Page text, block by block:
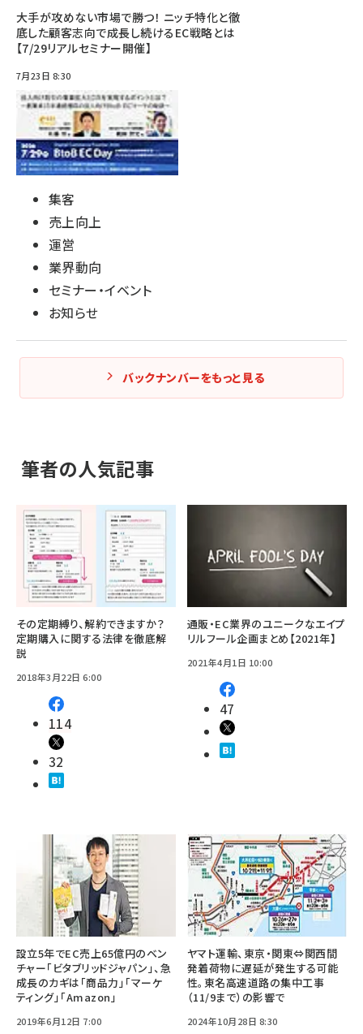
大手が攻めない市場で勝つ！ ニッチ特化と徹
底した顧客志向で成長し続けるEC戦略とは
【7/29リアルセミナー開催】
7月23日 8:30
集客
売上向上
運営
業界動向
セミナー・イベント
お知らせ
バックナンバーをもっと見る
筆者の人気記事
その定期縛り、解約できますか？
定期購入に関する法律を徹底解
説
2018年3月22日 6:00
114
32
通販・EC業界のユニークなエイプ
リルフール企画まとめ【2021年】
2021年4月1日 10:00
47
設立5年でEC売上65億円のベン
チャー「ビタブリッドジャパン」、急
成長のカギは「商品力」「マーケ
ティング」「Amazon」
2019年6月12日 7:00
ヤマト運輸、東京・関東⇔関西間
発着荷物に遅延が発生する可能
性。東名高速道路の集中工事
（11/9まで）の影響で
2024年10月28日 8:30